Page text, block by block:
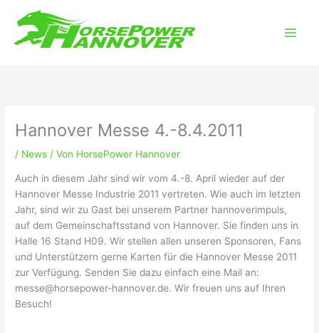
Inhalt
springen
Hannover Messe 4.-8.4.2011
/ News / Von HorsePower Hannover
Auch in diesem Jahr sind wir vom 4.-8. April wieder auf der
Hannover Messe Industrie 2011 vertreten. Wie auch im letzten
Jahr, sind wir zu Gast bei unserem Partner hannoverimpuls,
auf dem Gemeinschaftsstand von Hannover. Sie finden uns in
Halle 16 Stand H09. Wir stellen allen unseren Sponsoren, Fans
und Unterstützern gerne Karten für die Hannover Messe 2011
zur Verfügung. Senden Sie dazu einfach eine Mail an:
messe@horsepower-hannover.de. Wir freuen uns auf Ihren
Besuch!